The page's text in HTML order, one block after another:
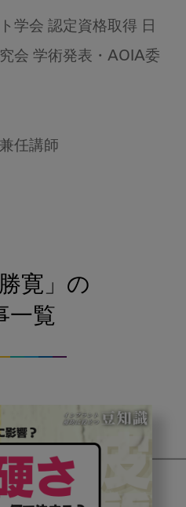
学会 認定資格取得 日
会 学術発表・AOIA委
任講師
寛」の
一覧